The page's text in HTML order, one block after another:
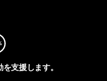
支援します。